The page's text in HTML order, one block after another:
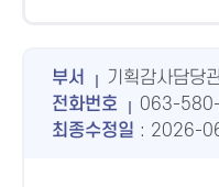
부서
기획감사담당
전화번호
063-
최종수정일 : 2026-